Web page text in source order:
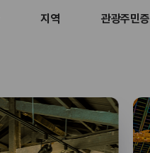
지역 관광주민증